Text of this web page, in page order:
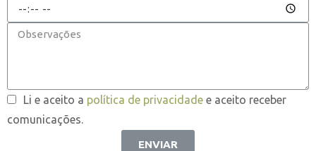
Li e aceito a política de privacidade e aceito receber
comunicações.
ENVIAR